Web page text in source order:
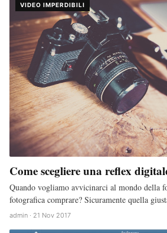
VIDEO IMPERDIBILI
Come scegliere una reflex
Quando vogliamo avvicinarci al mondo della
fotografica comprare? Sicuramente quella
admin · 21 Nov 2017